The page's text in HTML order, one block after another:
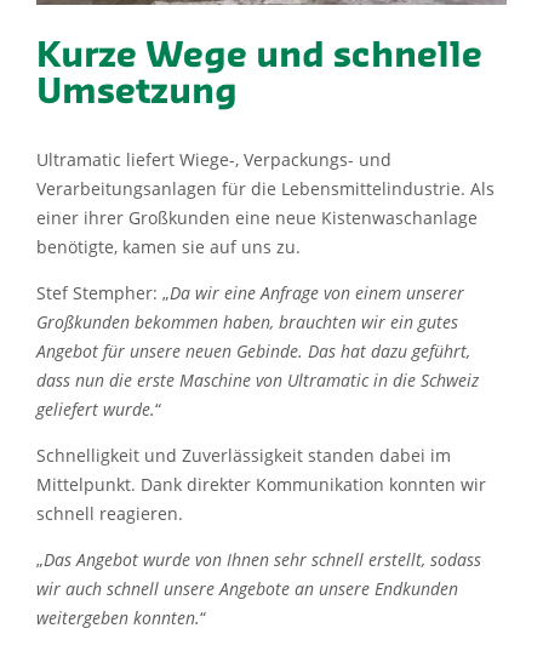
Kurze Wege und schnelle
Umsetzung
Ultramatic liefert Wiege-, Verpackungs- und
Verarbeitungsanlagen für die Lebensmittelindustrie. Als
einer ihrer Großkunden eine neue Kistenwaschanlage
benötigte, kamen sie auf uns zu.
Stef Stempher: „Da wir eine Anfrage von einem unserer
Großkunden bekommen haben, brauchten wir ein gutes
Angebot für unsere neuen Gebinde. Das hat dazu geführt,
dass nun die erste Maschine von Ultramatic in die Schweiz
geliefert wurde.“
Schnelligkeit und Zuverlässigkeit standen dabei im
Mittelpunkt. Dank direkter Kommunikation konnten wir
schnell reagieren.
„Das Angebot wurde von Ihnen sehr schnell erstellt, sodass
wir auch schnell unsere Angebote an unsere Endkunden
weitergeben konnten.“